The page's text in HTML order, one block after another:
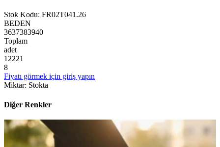
Stok Kodu: FR02T041.26
BEDEN
3637383940
Toplam
adet
12221
8
Fiyatı görmek için giriş yapın
Miktar: Stokta
Diğer Renkler